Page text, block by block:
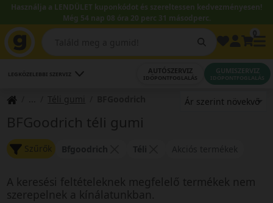
Használja a LENDÜLET kuponkódot és szereltessen kedvezményesen!
Még 54 nap 08 óra 20 perc 31 másodperc.
LEGKÖZELEBBI SZERVIZ AUTÓSZERVIZ
IDŐPONTFOGLALÁS
GUMISZERVIZ
IDŐPONTFOGLALÁS
Téli gumi
BFGoodrich téli gumi
Szűrők
A keresési feltételeknek megfelelő termékek nem
szerepelnek a kínálatunkban.